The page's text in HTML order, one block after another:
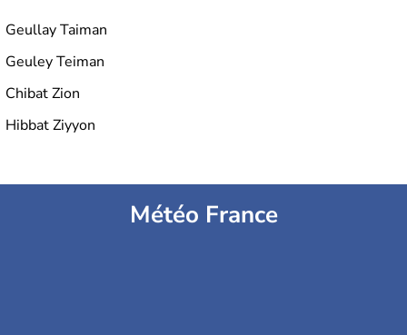
Geullay Taiman
Geuley Teiman
Chibat Zion
Hibbat Ziyyon
Météo France